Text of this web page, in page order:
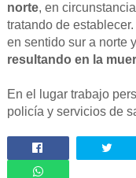
norte, en
tratando de
en sentido sur a norte
resultando en la
En el lugar trabajo
policía y servicios de